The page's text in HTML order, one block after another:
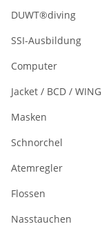
DUWT®diving
SSI-Ausbildung
Computer
Jacket / BCD / WING
Masken
Schnorchel
Atemregler
Flossen
Nasstauchen